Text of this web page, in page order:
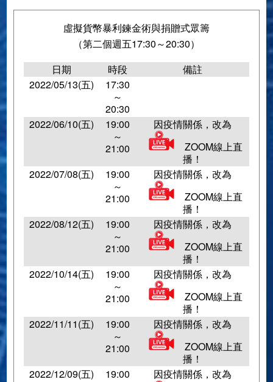
虛擬貨幣暴利鍊金術與捐贈式眾籌
（第二個週五17:30～20:30）
日期
時段
備註
2022/05/13(五)
17:30
～
20:30
2022/06/10(五)
19:00
～
21:00
因疫情關係，改為
ZOOM線上直
播！
2022/07/08(五)
19:00
～
21:00
因疫情關係，改為
ZOOM線上直
播！
2022/08/12(五)
19:00
～
21:00
因疫情關係，改為
ZOOM線上直
播！
2022/10/14(五)
19:00
～
21:00
因疫情關係，改為
ZOOM線上直
播！
2022/11/11(五)
19:00
～
21:00
因疫情關係，改為
ZOOM線上直
播！
2022/12/09(五)
19:00
因疫情關係，改為